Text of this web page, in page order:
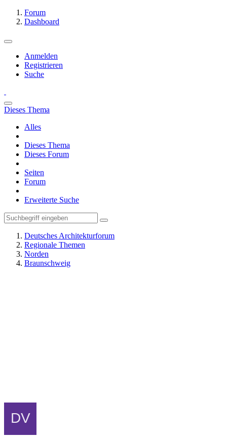
Forum
Dashboard
Anmelden
Registrieren
Suche
Dieses Thema
Alles
Dieses Thema
Dieses Forum
Seiten
Forum
Erweiterte Suche
Deutsches Architekturforum
Regionale Themen
Norden
Braunschweig